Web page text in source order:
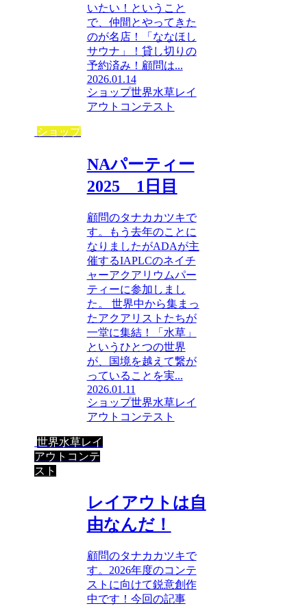
いたい！ということ
で、仲間とやってきた
のが名店！「ななほし
サウナ」！貸し切りの
予約済み！顧問は...
2026.01.14
ショップ世界水草レイ
アウトコンテスト
ショップ
NAパーティー
2025 1日目
顧問のタナカカツキで
す。もう去年のことに
なりましたがADAが主
催するIAPLCのネイチ
ャーアクアリウムパー
ティーに参加しまし
た。 世界中から集まっ
たアクアリストたちが
一堂に集結！「水草」
というひとつの世界
が、国境を越えて繋が
っていることを実...
2026.01.11
ショップ世界水草レイ
アウトコンテスト
世界水草レイ
アウトコンテ
スト
レイアウトは自
由なんだ！
顧問のタナカカツキで
す。2026年度のコンテ
ストに向けて鋭意創作
中です！今回の記事